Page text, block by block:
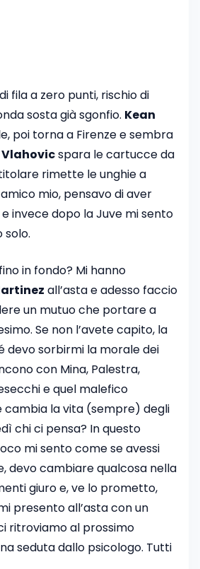
fila a zero punti, rischio di
sosta già sgonfio. Kean
poi torna a Firenze e sembra
Vlahovicspara le cartucce da
rimette le unghie a
amico mio, pensavo di aver
invece dopo la Juve mi sento
solo.
in fondo? Mi hanno
all’asta e adesso faccio
un mutuo che portare a
Se non l’avete capito, la
devo sorbirmi la morale dei
con Mina, Palestra,
e quel malefico
la vita (sempre) degli
chi ci pensa? In questo
mi sento come se avessi
devo cambiare qualcosa nella
giuro e, ve lo prometto,
presento all’asta con un
ritroviamo al prossimo
seduta dallo psicologo. Tutti